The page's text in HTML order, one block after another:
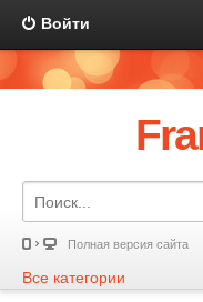
Войти
Полная версия сайта
Все категории